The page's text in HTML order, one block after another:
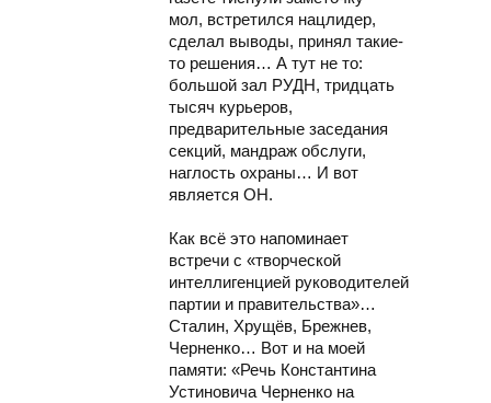
мол, встретился нацлидер,
сделал выводы, принял такие-
то решения… А тут не то:
большой зал РУДН, тридцать
тысяч курьеров,
предварительные заседания
секций, мандраж обслуги,
наглость охраны… И вот
является ОН.
Как всё это напоминает
встречи с «творческой
интеллигенцией руководителей
партии и правительства»…
Сталин, Хрущёв, Брежнев,
Черненко… Вот и на моей
памяти: «Речь Константина
Устиновича Черненко на